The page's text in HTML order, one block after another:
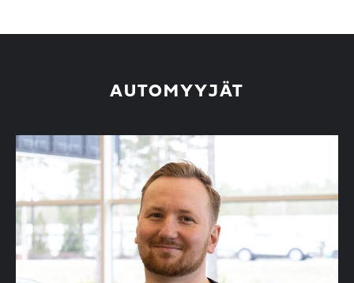
AUTOMYYJÄT